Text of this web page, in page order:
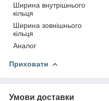
Ширина внутрішнього
кільця
Ширина зовнішнього
кільця
Аналог
Приховати
Умови доставки